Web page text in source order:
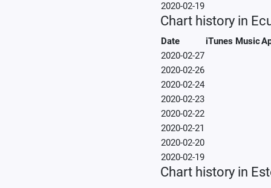
2020-02-19
Chart history in
Date iTunes Music
2020-02-27
2020-02-26
2020-02-24
2020-02-23
2020-02-22
2020-02-21
2020-02-20
2020-02-19
Chart history in